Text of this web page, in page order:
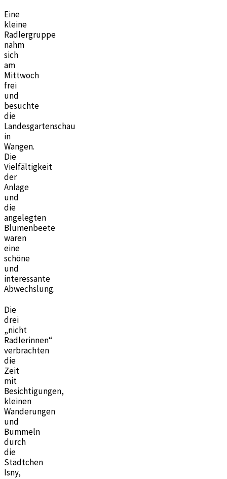
Eine
kleine
Radlergruppe
nahm
sich
am
Mittwoch
frei
und
besuchte
die
Landesgartenschau
in
Wangen.
Die
Vielfältigkeit
der
Anlage
und
die
angelegten
Blumenbeete
waren
eine
schöne
und
interessante
Abwechslung.
Die
drei
„nicht
Radlerinnen“
verbrachten
die
Zeit
mit
Besichtigungen,
kleinen
Wanderungen
und
Bummeln
durch
die
Städtchen
Isny,